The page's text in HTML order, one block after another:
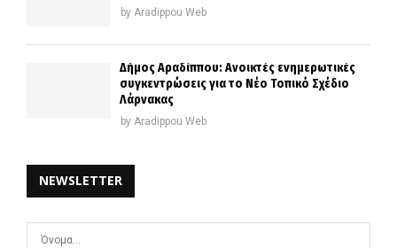
by Aradippou Web
Δήμος Αραδίππου: Ανοικτές ενημερωτικές
συγκεντρώσεις για το Νέο Τοπικό Σχέδιο
Λάρνακας
by Aradippou Web
NEWSLETTER